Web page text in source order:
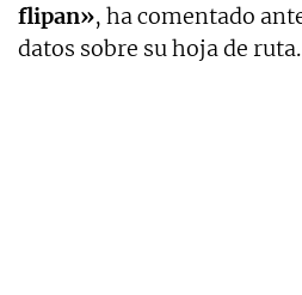
flipan», ha comentado
datos sobre su hoja de ruta.